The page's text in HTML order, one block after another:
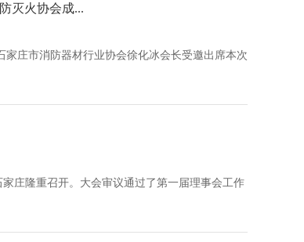
灭火协会成...
庄市消防器材行业协会徐化冰会长受邀出席本次
庄隆重召开。大会审议通过了第一届理事会工作